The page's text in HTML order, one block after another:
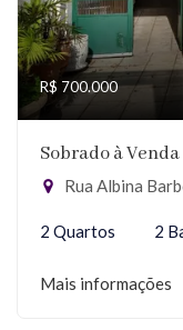
R$ 700.000
Sobrado à
Rua Albina
2 Quartos 2
Mais informações